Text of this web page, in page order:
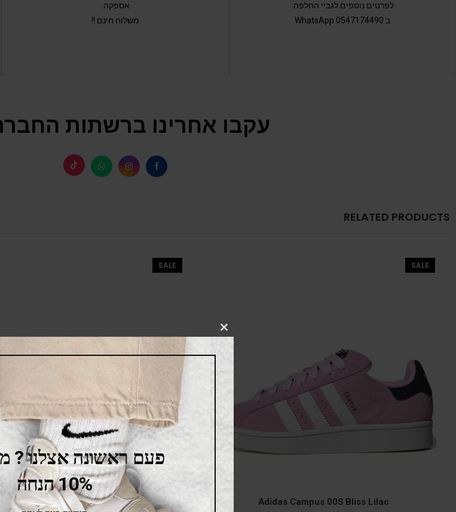
לפרטים נוספים לגביי החלפה:
ב 0547174490 WhatsApp
אספקה.
משלוח חינם !!
עקבו אחרינו ברשתות
RELATED PRODUCTS
SALE
Adidas Campus 00S Bliss Lilac
SALE
Campus 80s South Park Towelie
CLOSE
MODULE
פעם ראשונה אצלנו ?
10% הנחה